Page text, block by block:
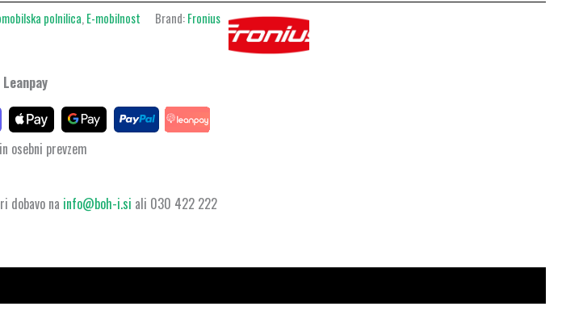
polnilica,E-mobilnost Brand:Fronius
osebni prevzem
dobavo na info@boh-i.si ali 030 422 222